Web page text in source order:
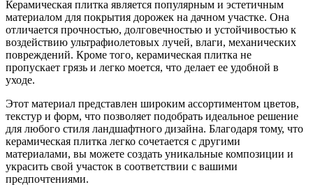
Керамическая плитка является популярным и эстетичным
материалом для покрытия дорожек на дачном участке. Она
отличается прочностью, долговечностью и устойчивостью к
воздействию ультрафиолетовых лучей, влаги, механических
повреждений. Кроме того, керамическая плитка не
пропускает грязь и легко моется, что делает ее удобной в
уходе.
Этот материал представлен широким ассортиментом цветов,
текстур и форм, что позволяет подобрать идеальное решение
для любого стиля ландшафтного дизайна. Благодаря тому, что
керамическая плитка легко сочетается с другими
материалами, вы можете создать уникальные композиции и
украсить свой участок в соответствии с вашими
предпочтениями.